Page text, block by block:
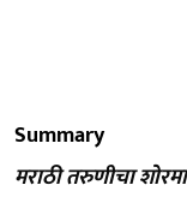
Summary
मराठी तरुणीचा